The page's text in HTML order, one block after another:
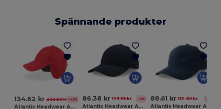
Spännande produkter
134.62 kr 232.58 kr -42%
Atlantis Headwear AT240
86.38 kr 125.59 kr -31%
Atlantis Headwear AT241
88.61 kr 132.60 kr -33%
Atlantis Headwear AT242